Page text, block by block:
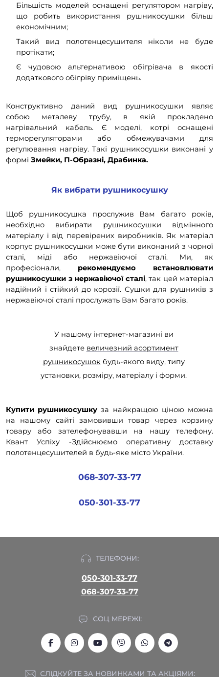
Більшість моделей оснащені регулятором нагріву,
що робить використання рушникосушки більш
економічним;
Такий вид полотенцесушителя ніколи не буде
протікати;
Є чудовою альтернативою обігрівача в якості
додаткового обігріву приміщень.
Конструктивно даний вид рушникосушки являє
собою металеву трубу, в якій прокладено
нагрівальний кабель. Є моделі, котрі оснащені
терморегуляторами або обмежувачами для
регулювання нагріву. Такі рушникосушки виконані у
формі Змейки, П-Образні, Драбинка.
Як вибрати рушникосушку
Щоб рушникосушка прослужив Вам багато років,
необхідно вибирати рушникосушки відмінного
матеріалу і від перевірених виробників. Як матеріал
корпус рушникосушки може бути виконаний з чорної
сталі, міді або нержавіючої сталі. Ми, як
професіонали, рекомендуємо встановлювати
рушникосушки з нержавіючої сталі, так цей матеріал
надійний і стійкий до корозії. Сушки для рушників з
нержавіючої сталі прослужать Вам багато років.
У нашому інтернет-магазині ви
знайдете величезний асортимент
рушникосушок будь-якого виду, типу
установки, розміру, матеріалу і форми.
Купити рушникосушку за найкращою ціною можна
на нашому сайті замовивши товар через корзину
товару або зателефонувавши на нашу телефону.
Квант Успіху -Здійснюємо оперативну доставку
полотенцесушителей в будь-яке місто України.
068-307-33-77
050-301-33-77
ТЕЛЕФОНИ:
050-301-33-77
068-307-33-77
СОЦ МЕРЕЖІ:
СЛІДКУЙТЕ ЗА НОВИНКАМИ ТА АКЦІЯМИ: